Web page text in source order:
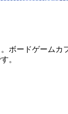
ボードゲーム
。